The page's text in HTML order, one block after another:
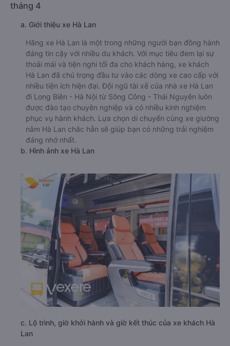
tháng 4
a. Giới thiệu xe Hà Lan
Hãng xe Hà Lan là một trong những người bạn đồng hành
đáng tin cậy với nhiều du khách. Với mục tiêu đem lại sự
thoải mái và tiện nghi tối đa cho khách hàng, xe khách
Hà Lan đã chú trọng đầu tư vào các dòng xe cao cấp với
nhiều tiện ích hiện đại. Đội ngũ tài xế của nhà xe Hà Lan
đi Long Biên - Hà Nội từ Sông Công - Thái Nguyên luôn
được đào tạo chuyên nghiệp và có nhiều kinh nghiệm
phục vụ hành khách. Lựa chọn di chuyển cùng xe giường
nằm Hà Lan chắc hẳn sẽ giúp bạn có những trải nghiệm
đáng nhớ nhất.
b. Hình ảnh xe Hà Lan
c. Lộ trình, giờ khởi hành và giờ kết thúc của xe khách Hà
Lan